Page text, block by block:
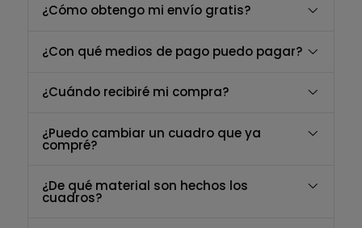
¿Cómo obtengo mi envío gratis?
¿Con qué medios de pago puedo pagar?
¿Cuándo recibiré mi compra?
¿Puedo cambiar un cuadro que ya
compré?
¿De qué material son hechos los
cuadros?